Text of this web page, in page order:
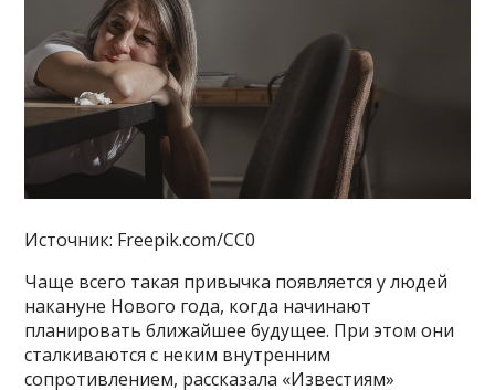
Источник: Freepik.com/CC0
Чаще всего такая привычка появляется у людей
накануне Нового года, когда начинают
планировать ближайшее будущее. При этом они
сталкиваются с неким внутренним
сопротивлением, рассказала «Известиям»